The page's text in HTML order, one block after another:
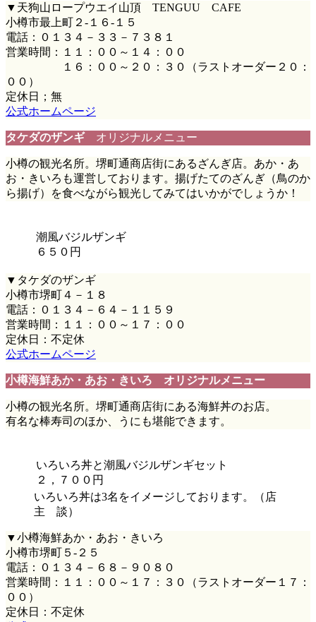
▼天狗山ロープウエイ山頂 TENGUU CAFE
小樽市最上町２-１６-１５
電話：０１３４－３３－７３８１
営業時間：１１：００～１４：００
１６：００～２０：３０（ラストオーダー２０：
００）
定休日；無
公式ホームページ
タケダのザンギオリジナルメニュー
小樽の観光名所。堺町通商店街にあるざんぎ店。あか・あ
お・きいろも運営しております。揚げたてのざんぎ（鳥のか
ら揚げ）を食べながら観光してみてはいかがでしょうか！
潮風バジルザンギ
６５０円
▼タケダのザンギ
小樽市堺町４－１８
電話：０１３４－６４－１１５９
営業時間：１１：００～１７：００
定休日：不定休
公式ホームページ
小樽海鮮あか・あお・きいろ オリジナルメニュー
小樽の観光名所。堺町通商店街にある海鮮丼のお店。
有名な棒寿司のほか、うにも堪能できます。
いろいろ丼と潮風バジルザンギセット
２，７００円
いろいろ丼は3名をイメージしております。（店
主 談）
▼小樽海鮮あか・あお・きいろ
小樽市堺町５-２５
電話：０１３４－６８－９０８０
営業時間：１１：００～１７：３０（ラストオーダー１７：
００）
定休日：不定休